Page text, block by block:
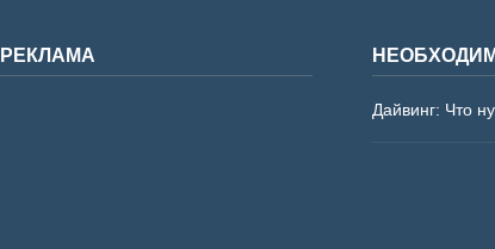
РЕКЛАМА
Дайвинг: Что